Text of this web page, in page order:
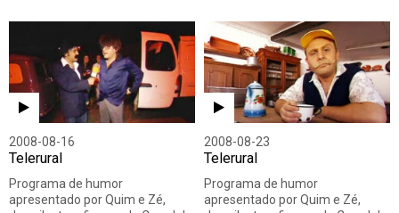
2008-08-16
Telerural
Programa de humor
apresentado por Quim e Zé,
2008-08-23
Telerural
Programa de humor
apresentado por Quim e Zé,